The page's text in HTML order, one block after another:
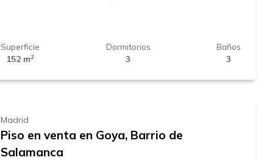
Superficie
152 m2
Dormitorios
3
Baños
3
2.110.000 €
Madrid
Piso en venta en Goya, Barrio de
Salamanca